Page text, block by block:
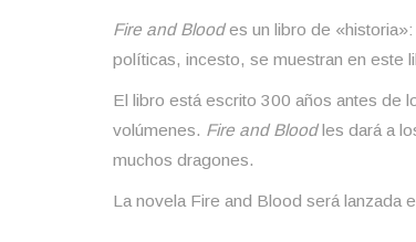
Fire and Bloodes un libro de «historia»:
políticas, incesto, se muestran en este
El libro está escrito 300 años antes de
volúmenes. Fire and Bloodles dará a
muchos dragones.
La novela Fire and Blood será lanzada